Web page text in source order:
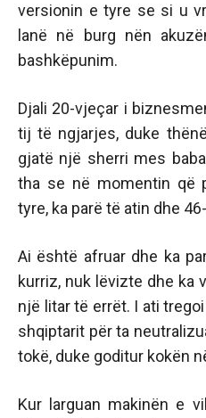
versionin e tyre se si u
lanë në burg nën
bashkëpunim.
Djali 20-vjeçar i
tij të ngjarjes, duke
gjatë një sherri mes
tha se në momentin që
tyre, ka parë të atin dhe
Ai është afruar dhe ka
kurriz, nuk lëvizte dhe ka
një litar të errët. I ati
shqiptarit për ta
tokë, duke goditur kokën
Kur larguan makinën e